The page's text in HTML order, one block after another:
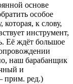
основе
особое
к слову,
инструмент,
Её ждёт большое
наш барабанщик
и
прим. ред.)